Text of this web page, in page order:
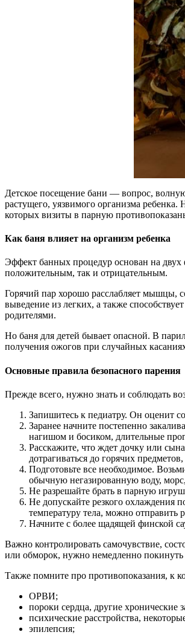
Детское посещение бани — вопрос,
растущего, уязвимого организма
которых визиты в парную
Как баня влияет на организм ребенка
Эффект банных процедур основан на двух
положительным, так и отрицательным.
Горячий пар хорошо расслабляет мышцы,
выведение из легких, а также
родителями.
Но баня для детей бывает опасной. В
получения ожогов при случайных
Основные правила безопасного парения
Прежде всего, нужно знать и соблюдать
Запишитесь к педиатру. Он оценит
Заранее начните постепенно
нагишом и босиком, длительные
Расскажите, что ждет дочку или
дотрагиваться до горячих
Подготовьте все необходимое.
обычную негазированную воду,
Не разрешайте брать в парную
Не допускайте резкого охлаждения
температуру тела, можно отправить
Начните с более щадящей финской
Важно контролировать самочувствие,
или обморок, нужно немедленно покинуть
Также помните про противопоказания, к
ОРВИ;
пороки сердца, другие хронические
психические расстройства,
эпилепсия;